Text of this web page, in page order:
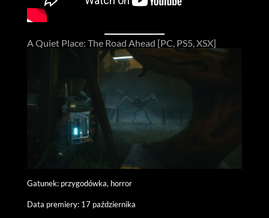
A Quiet Place: The Road Ahead [PC, PS5, XSX]
Gatunek: przygodówka, horror
Data premiery: 17 października